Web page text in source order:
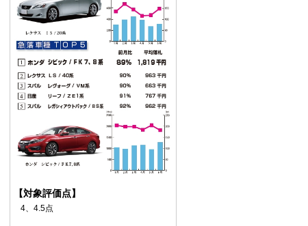
【対象評価点】
4、4.5点